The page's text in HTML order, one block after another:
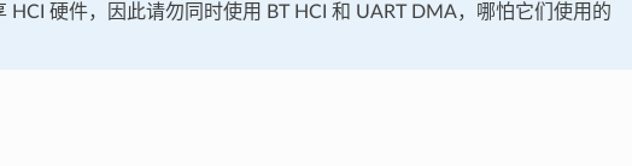
HCI 硬件，因此请勿同时使用 BT HCI 和 UART DMA，哪怕它们使用的